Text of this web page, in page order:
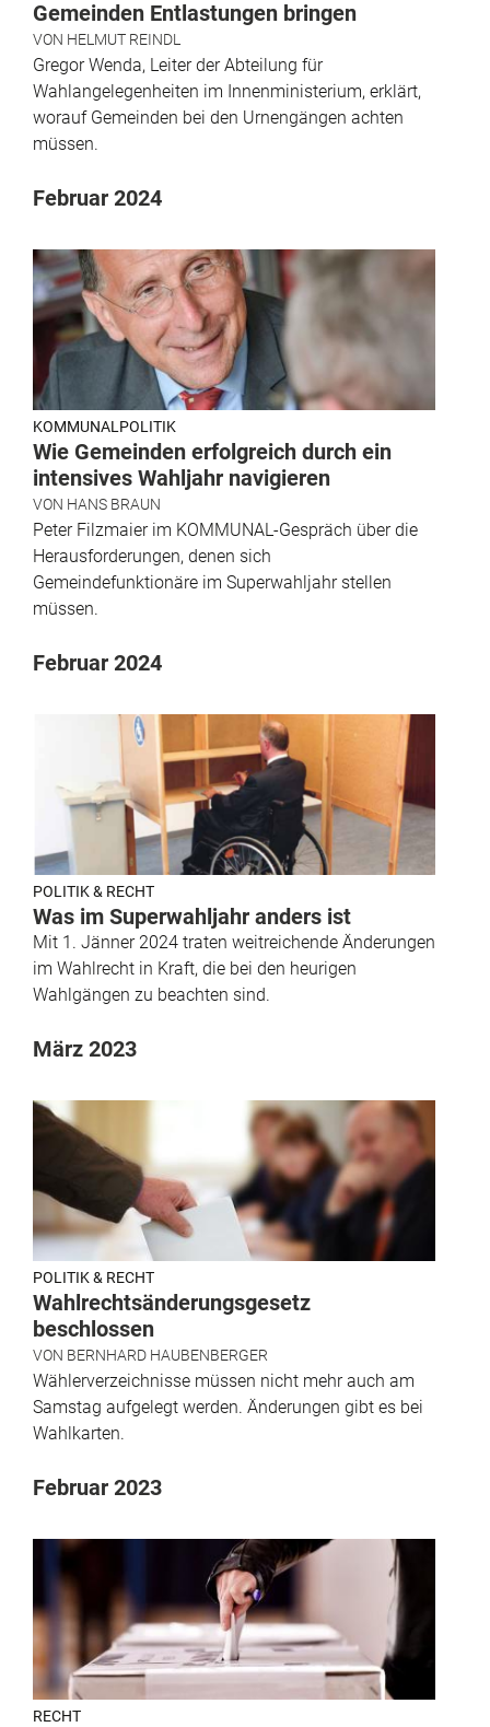
Gemeinden Entlastungen bringen
VON HELMUT REINDL
Gregor Wenda, Leiter der Abteilung für
Wahlangelegenheiten im Innenministerium, erklärt,
worauf Gemeinden bei den Urnengängen achten
müssen.
Februar 2024
KOMMUNALPOLITIK
Wie Gemeinden erfolgreich durch ein
intensives Wahljahr navigieren
VON HANS BRAUN
Peter Filzmaier im KOMMUNAL-Gespräch über die
Herausforderungen, denen sich
Gemeindefunktionäre im Superwahljahr stellen
müssen.
Februar 2024
POLITIK & RECHT
Was im Superwahljahr anders ist
Mit 1. Jänner 2024 traten weitreichende Änderungen
im Wahlrecht in Kraft, die bei den heurigen
Wahlgängen zu beachten sind.
März 2023
POLITIK & RECHT
Wahlrechtsänderungsgesetz
beschlossen
VON BERNHARD HAUBENBERGER
Wählerverzeichnisse müssen nicht mehr auch am
Samstag aufgelegt werden. Änderungen gibt es bei
Wahlkarten.
Februar 2023
RECHT